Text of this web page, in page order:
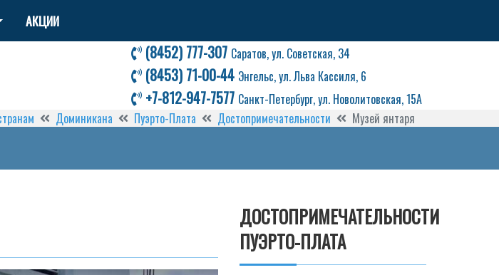
АКЦИИ
(8452) 777-307 Саратов, ул. Советская, 34
(8453) 71-00-44 Энгельс, ул. Льва Кассиля, 6
+7-812-947-7577 Санкт-Петербург, ул. Новолитовская, 15А
Доминикана Пуэрто-Плата Достопримечательности Музей янтаря
ДОСТОПРИМЕЧАТЕЛЬНОСТИ
ПУЭРТО-ПЛАТА